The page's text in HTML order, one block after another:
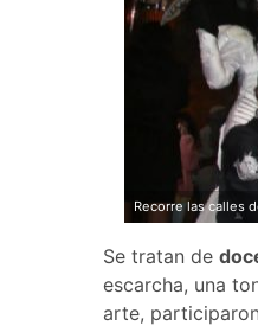
Recorre las calles
Se tratan de
escarcha, una
arte,